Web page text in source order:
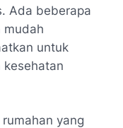
Ada beberapa
mudah
untuk
kesehatan
yang